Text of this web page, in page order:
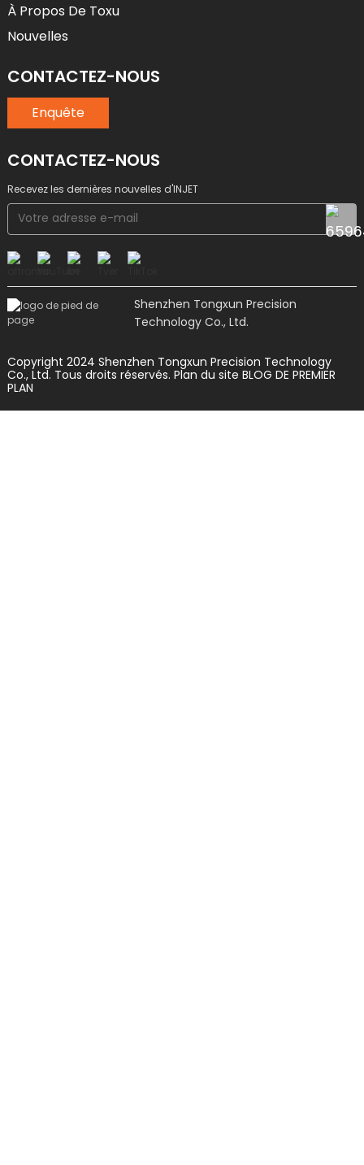
À Propos De Toxu
Nouvelles
CONTACTEZ-NOUS
Enquête
CONTACTEZ-NOUS
Recevez les dernières nouvelles d'INJET
Shenzhen Tongxun Precision
Technology Co., Ltd.
Copyright 2024 Shenzhen Tongxun Precision Technology
Co., Ltd. Tous droits réservés. Plan du site BLOG DE PREMIER
PLAN